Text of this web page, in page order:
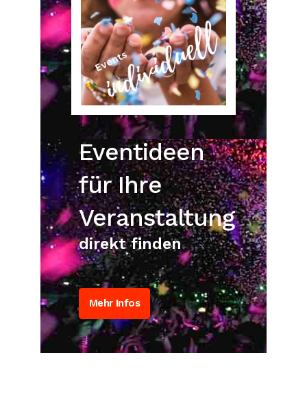
Eventideen
für Ihre
Veranstaltung
direkt finden
Mehr Infos